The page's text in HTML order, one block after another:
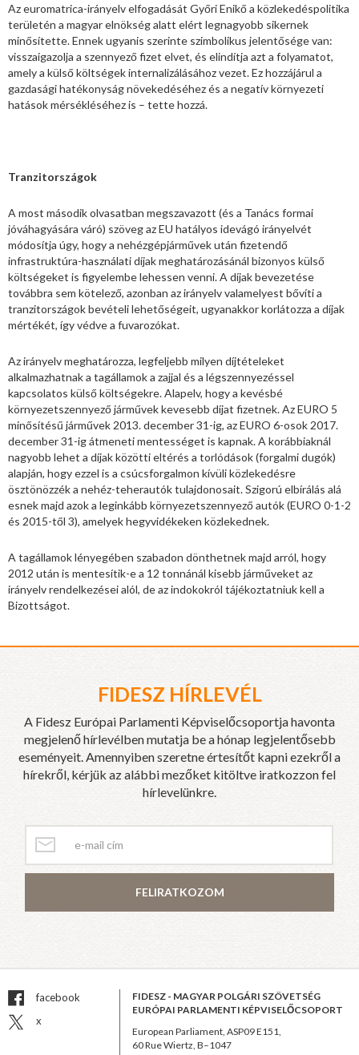
Az euromatrica-irányelv elfogadását Győri Enikő a közlekedéspolitika
területén a magyar elnökség alatt elért legnagyobb sikernek
minősítette. Ennek ugyanis szerinte szimbolikus jelentősége van:
visszaigazolja a szennyező fizet elvet, és elindítja azt a folyamatot,
amely a külső költségek internalizálásához vezet. Ez hozzájárul a
gazdasági hatékonyság növekedéséhez és a negatív környezeti
hatások mérsékléséhez is – tette hozzá.
Tranzitországok
A most második olvasatban megszavazott (és a Tanács formai
jóváhagyására váró) szöveg az EU hatályos idevágó irányelvét
módosítja úgy, hogy a nehézgépjárművek után fizetendő
infrastruktúra-használati díjak meghatározásánál bizonyos külső
költségeket is figyelembe lehessen venni. A díjak bevezetése
továbbra sem kötelező, azonban az irányelv valamelyest bővíti a
tranzitországok bevételi lehetőségeit, ugyanakkor korlátozza a díjak
mértékét, így védve a fuvarozókat.
Az irányelv meghatározza, legfeljebb milyen díjtételeket
alkalmazhatnak a tagállamok a zajjal és a légszennyezéssel
kapcsolatos külső költségekre. Alapelv, hogy a kevésbé
környezetszennyező járművek kevesebb díjat fizetnek. Az EURO 5
minősítésű járművek 2013. december 31-ig, az EURO 6-osok 2017.
december 31-ig átmeneti mentességet is kapnak. A korábbiaknál
nagyobb lehet a díjak közötti eltérés a torlódások (forgalmi dugók)
alapján, hogy ezzel is a csúcsforgalmon kívüli közlekedésre
ösztönözzék a nehéz-teherautók tulajdonosait. Szigorú elbírálás alá
esnek majd azok a leginkább környezetszennyező autók (EURO 0-1-2
és 2015-től 3), amelyek hegyvidékeken közlekednek.
A tagállamok lényegében szabadon dönthetnek majd arról, hogy
2012 után is mentesítik-e a 12 tonnánál kisebb járműveket az
irányelv rendelkezései alól, de az indokokról tájékoztatniuk kell a
Bizottságot.
FIDESZ HÍRLEVÉL
A Fidesz Európai Parlamenti Képviselőcsoportja havonta
megjelenő hírlevélben mutatja be a hónap legjelentősebb
eseményeit. Amennyiben szeretne értesítőt kapni ezekről a
hírekről, kérjük az alábbi mezőket kitöltve iratkozzon fel
hírlevelünkre.
FELIRATKOZOM
facebook
x
FIDESZ - MAGYAR POLGÁRI SZÖVETSÉG
EURÓPAI PARLAMENTI KÉPVISELŐCSOPORT
European Parliament, ASP09 E151,
60 Rue Wiertz, B–1047